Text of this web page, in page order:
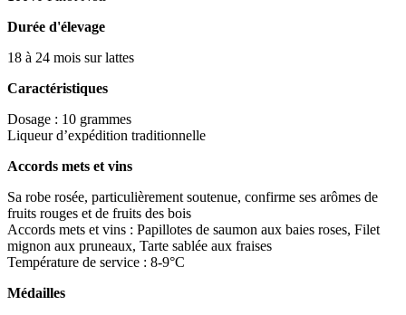
Durée d'élevage
18 à 24 mois sur lattes
Caractéristiques
Dosage : 10 grammes
Liqueur d’expédition traditionnelle
Accords mets et vins
Sa robe rosée, particulièrement soutenue, confirme ses arômes de
fruits rouges et de fruits des bois
Accords mets et vins : Papillotes de saumon aux baies roses, Filet
mignon aux pruneaux, Tarte sablée aux fraises
Température de service : 8-9°C
Médailles